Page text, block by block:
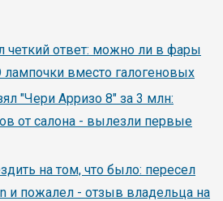
четкий ответ: можно ли в фары
лампочки вместо галогеновых
"Чери Арризо 8" за 3 млн:
от салона - вылезли первые
на том, что было: пересел
и пожалел - отзыв владельца на